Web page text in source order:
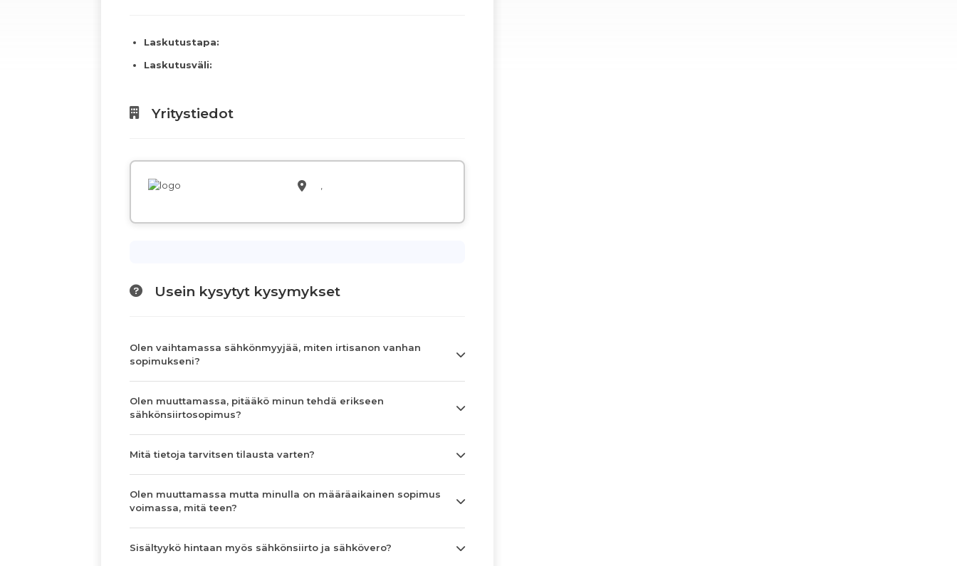
Laskutustapa:
Laskutusväli:
Yritystiedot
,
Usein kysytyt kysymykset
Olen vaihtamassa sähkönmyyjää, miten irtisanon vanhan
sopimukseni?
Olen muuttamassa, pitääkö minun tehdä erikseen
sähkönsiirtosopimus?
Mitä tietoja tarvitsen tilausta varten?
Olen muuttamassa mutta minulla on määräaikainen sopimus
voimassa, mitä teen?
Sisältyykö hintaan myös sähkönsiirto ja sähkövero?